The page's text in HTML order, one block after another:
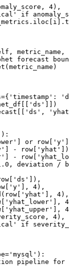
4),
if
metric_name,
forecast
or
- row['yhat'])
-
deviation /
4),
4),
4),
if
pipeline for